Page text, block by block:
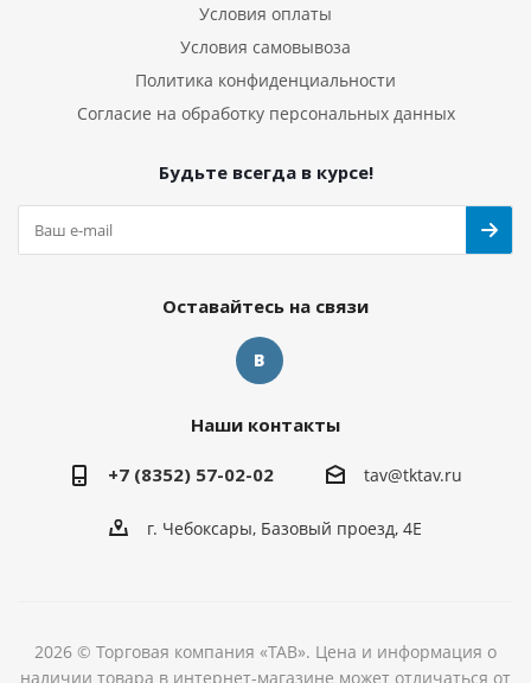
Условия оплаты
Условия самовывоза
Политика конфиденциальности
Согласие на обработку персональных данных
Будьте всегда в курсе!
Оставайтесь на связи
Наши контакты
+7 (8352) 57-02-02 tav@tktav.ru
г. Чебоксары, Базовый проезд, 4Е
2026 © Торговая компания «ТАВ». Цена и информация о
наличии товара в интернет-магазине может отличаться от